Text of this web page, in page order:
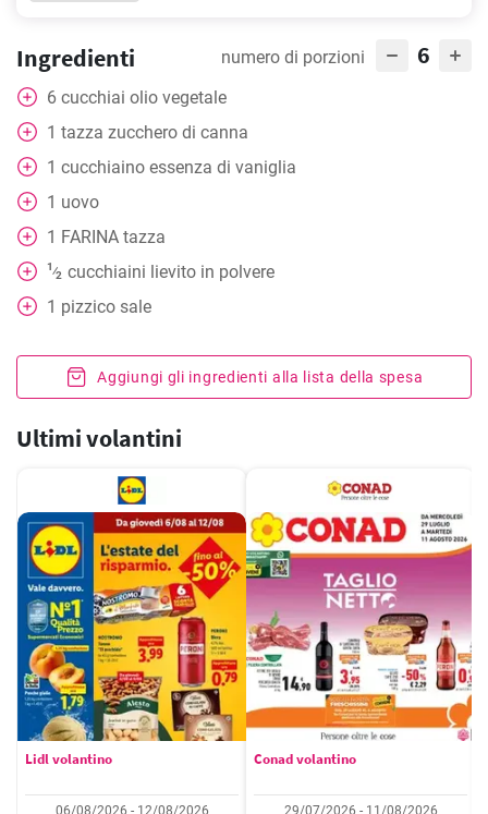
Ingredienti numero di porzioni 6
6 cucchiai olio vegetale
1 tazza zucchero di canna
1 cucchiaino essenza di vaniglia
1 uovo
1 FARINA tazza
1⁄2 cucchiaini lievito in polvere
1 pizzico sale
Aggiungi gli ingredienti alla lista della spesa
Ultimi volantini
Lidl volantino
06/08/2026 - 12/08/2026
Conad volantino
29/07/2026 - 11/08/2026